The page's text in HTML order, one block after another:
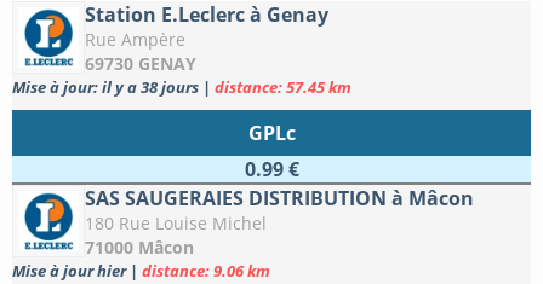
Station E.Leclerc à Genay
Rue Ampère
69730 GENAY
Mise à jour: il y a 38 jours | distance: 57.45 km
GPLc
0.99 €
SAS SAUGERAIES DISTRIBUTION à Mâcon
180 Rue Louise Michel
71000 Mâcon
Mise à jour hier | distance: 9.06 km